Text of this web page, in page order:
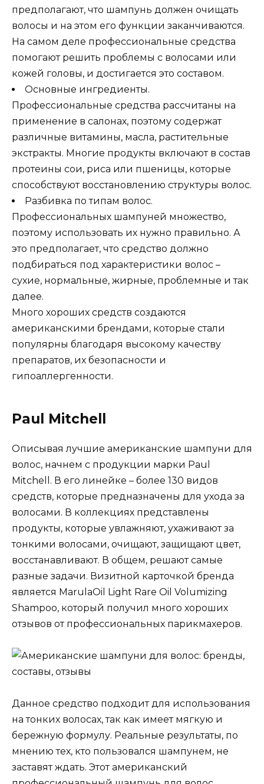
предполагают, что шампунь должен очищать
волосы и на этом его функции заканчиваются.
На самом деле профессиональные средства
помогают решить проблемы с волосами или
кожей головы, и достигается это составом.
Основные ингредиенты.
Профессиональные средства рассчитаны на
применение в салонах, поэтому содержат
различные витамины, масла, растительные
экстракты. Многие продукты включают в состав
протеины сои, риса или пшеницы, которые
способствуют восстановлению структуры волос.
Разбивка по типам волос.
Профессиональных шампуней множество,
поэтому использовать их нужно правильно. А
это предполагает, что средство должно
подбираться под характеристики волос –
сухие, нормальные, жирные, проблемные и так
далее.
Много хороших средств создаются
американскими брендами, которые стали
популярны благодаря высокому качеству
препаратов, их безопасности и
гипоаллергенности.
Paul Mitchell
Описывая лучшие американские шампуни для
волос, начнем с продукции марки Paul
Mitchell. В его линейке – более 130 видов
средств, которые предназначены для ухода за
волосами. В коллекциях представлены
продукты, которые увлажняют, ухаживают за
тонкими волосами, очищают, защищают цвет,
восстанавливают. В общем, решают самые
разные задачи. Визитной карточкой бренда
является MarulaOil Light Rare Oil Volumizing
Shampoo, который получил много хороших
отзывов от профессиональных парикмахеров.
Данное средство подходит для использования
на тонких волосах, так как имеет мягкую и
бережную формулу. Реальные результаты, по
мнению тех, кто пользовался шампунем, не
заставят ждать. Этот американский